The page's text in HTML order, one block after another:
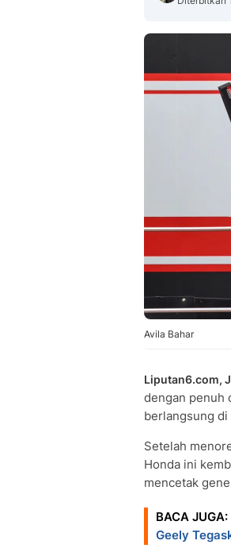
Avila Bahar
Liputan6.com,
dengan penuh
berlangsung di
Setelah
Honda ini
mencetak
BACA JUGA:
Geely